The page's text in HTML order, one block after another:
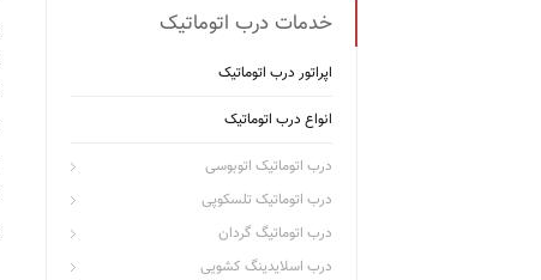
خدمات درب اتوماتیک
اپراتور درب اتوماتیک
انواع درب اتوماتیک
درب اتوماتیک اتوبوسی
درب اتوماتیک تلسکوپی
درب اتوماتیگ گردان
درب اسلایدینگ کشویی